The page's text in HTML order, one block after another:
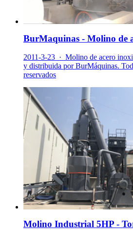
BurMaquinas - Molino de
2011-3-23 · Molino de acero
y distribuida por BurMáquinas.
reservados
Molino Industrial 5HP -